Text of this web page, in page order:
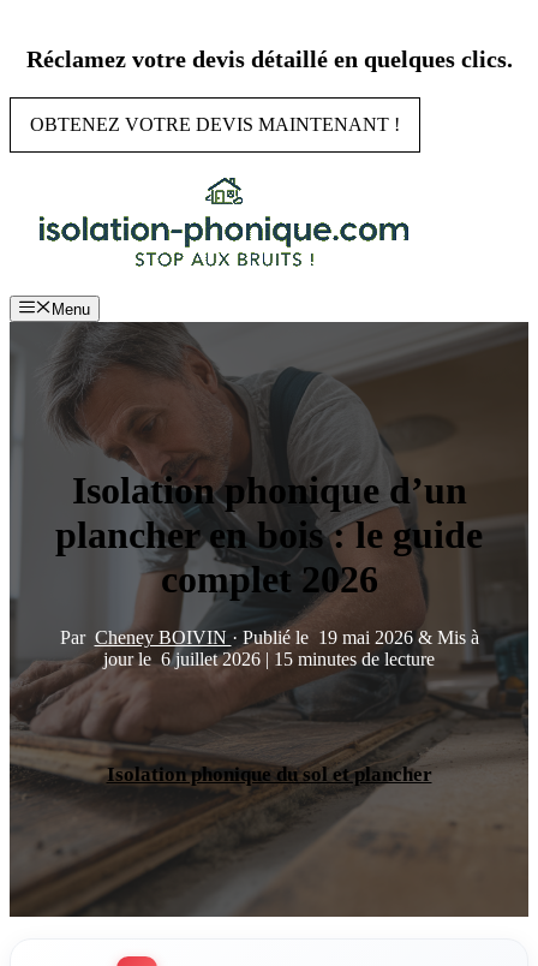
contenu
Réclamez votre devis détaillé en quelques clics.
OBTENEZ VOTRE DEVIS MAINTENANT !
Menu
Isolation phonique d’un
plancher en bois : le guide
complet 2026
Par Cheney BOIVIN · Publié le 19 mai 2026 & Mis à
jour le 6 juillet 2026 | 15 minutes de lecture
Isolation phonique du sol et plancher